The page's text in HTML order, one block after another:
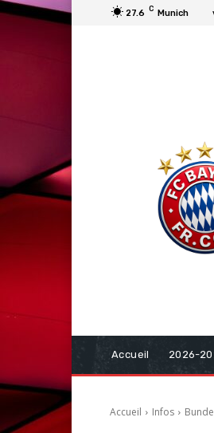
27.6 C Munich
Accueil 2026-
Accueil Infos